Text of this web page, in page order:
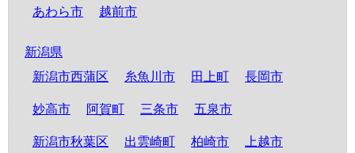
あわら市 越前市
新潟県
新潟市西蒲区
糸魚川市 田上町 長岡市
妙高市 阿賀町 三条市 五泉市
新潟市秋葉区 出雲崎町 柏崎市 上越市